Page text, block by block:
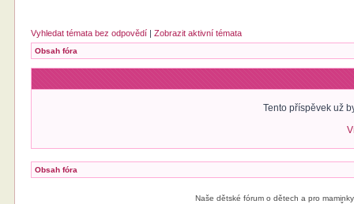
Vyhledat témata bez odpovědí |Zobrazit aktivní témata
Obsah fóra
Tento příspěvek už
Obsah fóra
Naše dětské fórum o dětech a pro